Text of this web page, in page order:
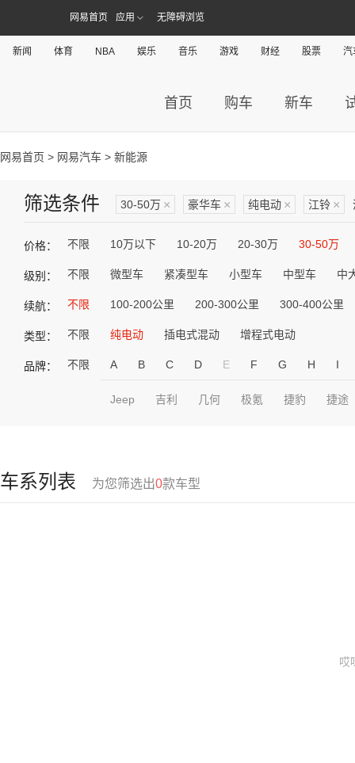
网易首页 应用 无障碍浏览
新闻 体育 NBA 娱乐 音乐 游戏 财经 股票 汽
首页 购车 新车
网易首页 > 网易汽车 > 新能源
筛选条件 30-50万 × 豪华车 × 纯电动 × 江铃 ×
价格： 不限 10万以下 10-20万 20-30万 30-50万
级别： 不限 微型车 紧凑型车 小型车 中型车 中
续航： 不限 100-200公里 200-300公里 300-400公里
类型： 不限 纯电动 插电式混动 增程式电动
品牌： 不限 A B C D E F G H I
Jeep 吉利 几何 极氪 捷豹 捷途
车系列表 为您筛选出0款车型
哎